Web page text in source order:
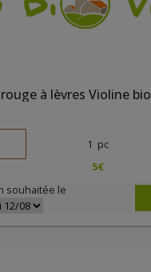
à lèvres Violine bio
1 pc
5€
souhaitée le